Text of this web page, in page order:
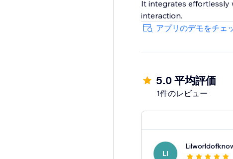
It integrates effortlessly
interaction.
アプリのデモをチェ
5.0 平均評価
1件のレビュー
LI